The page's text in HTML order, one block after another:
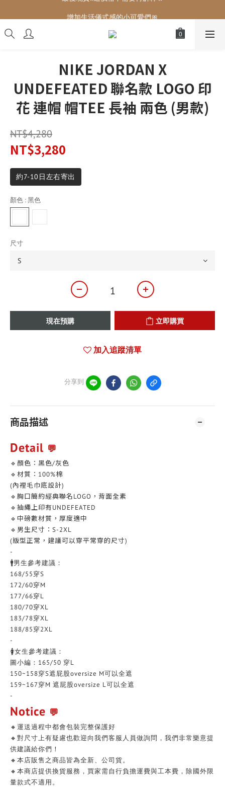
增加生活儀式感的小可愛們🎀
NIKE JORDAN X
UNDEFEATED 聯名款 LOGO 印
花 連帽 帽TEE 長袖 兩色 (男款)
NT$4,280
NT$3,280
約7-10日左右寄出
顏色 : 黑色
尺寸
現在預購 立即購買
加入追蹤清單
分享到
商品描述
Detail 💬
🔹顏色：黑色/灰色
🔹材質：100%棉
(內裡毛巾底設計)
🔹胸口簡約經典聯名LOGO，背面全素
🔹抽繩上印有UNDEFEATED
🔹中磅數材質，厚度適中
🔹男生尺寸：S-2XL
(版型正常，建議可以穿平常穿的尺寸)
-
🚹男生參考建議：
168/55穿S
172/60穿M
177/66穿L
180/70穿XL
183/78穿XL
188/85穿2XL
-
🚺女生參考建議：
圖小編：165/50 穿L
150~158穿S遮屁股oversize M可以全遮
159~167穿M 遮屁股oversize L可以全遮
-
Notice 💬
🔸運送過程中都會包裝完整保護好
🔸對尺寸上有疑慮也歡迎向我們客服人員做詢問，我們非常樂意提
供建議給你們！
🔸本店販售之商品皆為全新、公司貨。
🔸本商店提供換貨服務，買家需自行負擔運費與工本費，除國外限
量款式不適用。